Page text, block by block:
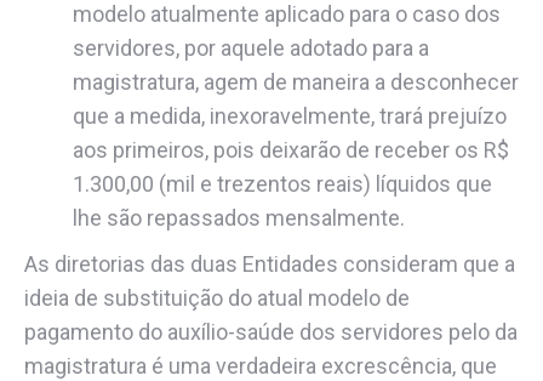
modelo atualmente aplicado para o caso dos
servidores, por aquele adotado para a
magistratura, agem de maneira a desconhecer
que a medida, inexoravelmente, trará prejuízo
aos primeiros, pois deixarão de receber os R$
1.300,00 (mil e trezentos reais) líquidos que
lhe são repassados mensalmente.
As diretorias das duas Entidades consideram que a
ideia de substituição do atual modelo de
pagamento do auxílio-saúde dos servidores pelo da
magistratura é uma verdadeira excrescência, que